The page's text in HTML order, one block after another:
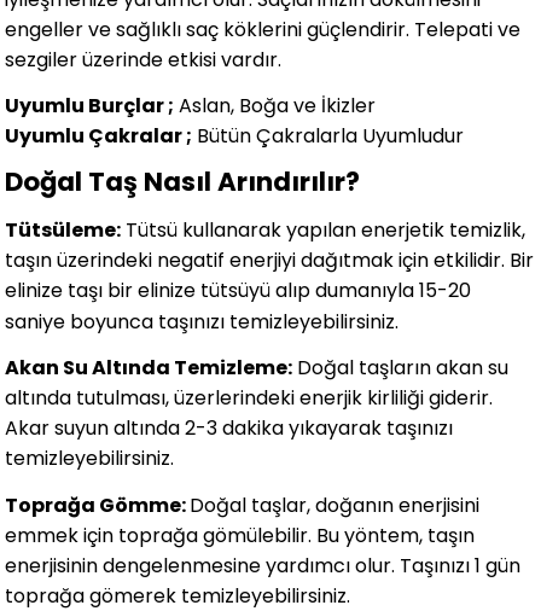
engeller ve sağlıklı saç köklerini güçlendirir. Telepati ve
sezgiler üzerinde etkisi vardır.
Uyumlu Burçlar ; Aslan, Boğa ve İkizler
Uyumlu Çakralar ; Bütün Çakralarla Uyumludur
Doğal Taş Nasıl Arındırılır?
Tütsüleme: Tütsü kullanarak yapılan enerjetik temizlik,
taşın üzerindeki negatif enerjiyi dağıtmak için etkilidir. Bir
elinize taşı bir elinize tütsüyü alıp dumanıyla 15-20
saniye boyunca taşınızı temizleyebilirsiniz.
Akan Su Altında Temizleme: Doğal taşların akan su
altında tutulması, üzerlerindeki enerjik kirliliği giderir.
Akar suyun altında 2-3 dakika yıkayarak taşınızı
temizleyebilirsiniz.
Toprağa Gömme:Doğal taşlar, doğanın enerjisini
emmek için toprağa gömülebilir. Bu yöntem, taşın
enerjisinin dengelenmesine yardımcı olur. Taşınızı 1 gün
toprağa gömerek temizleyebilirsiniz.